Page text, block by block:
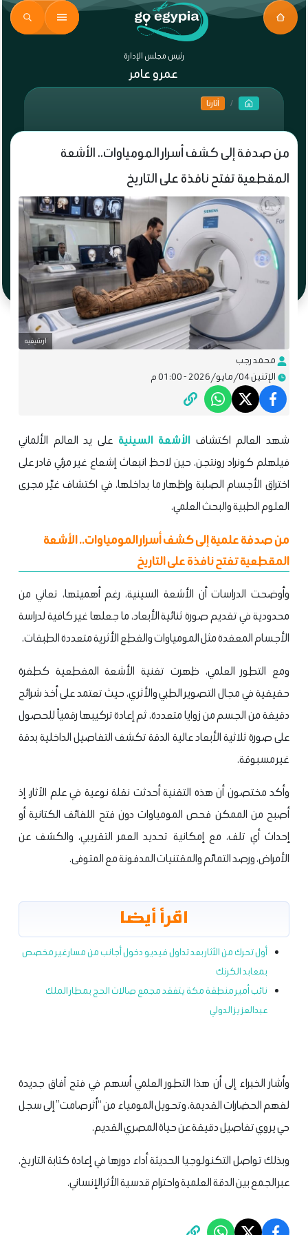
رئيس مجلس الإدارة
عمرو عامر
آثارنا
من صدفة إلى كشف أسرار المومياوات.. الأشعة
المقطعية تفتح نافذة على التاريخ
ارشيفيه
محمد رجب
الإثنين 04/مايو/2026 - 01:00 م
شهد العالم اكتشاف الأشعة السينية على يد العالم الألماني
فيلهلم كونراد رونتجن، حين لاحظ انبعاث إشعاع غير مرئي قادر على
اختراق الأجسام الصلبة وإظهار ما بداخلها، في اكتشاف غيّر مجرى
العلوم الطبية والبحث العلمي.
من صدفة علمية إلى كشف أسرار المومياوات.. الأشعة
المقطعية تفتح نافذة على التاريخ
وأوضحت الدراسات أن الأشعة السينية، رغم أهميتها، تعاني من
محدودية في تقديم صورة ثنائية الأبعاد، ما جعلها غير كافية لدراسة
الأجسام المعقدة مثل المومياوات والقطع الأثرية متعددة الطبقات.
ومع التطور العلمي، ظهرت تقنية الأشعة المقطعية كطفرة
حقيقية في مجال التصوير الطبي والأثري، حيث تعتمد على أخذ شرائح
دقيقة من الجسم من زوايا متعددة، ثم إعادة تركيبها رقمياً للحصول
على صورة ثلاثية الأبعاد عالية الدقة تكشف التفاصيل الداخلية بدقة
غير مسبوقة.
وأكد مختصون أن هذه التقنية أحدثت نقلة نوعية في علم الآثار، إذ
أصبح من الممكن فحص المومياوات دون فتح اللفائف الكتانية أو
إحداث أي تلف، مع إمكانية تحديد العمر التقريبي، والكشف عن
الأمراض، ورصد التمائم والمقتنيات المدفونة مع المتوفى.
اقرأ أيضا
أول تحرك من الآثار بعد تداول فيديو دخول أجانب من مسار غير مخصص
بمعابد الكرنك
‏نائب أمير منطقة مكة يتفقد مجمع صالات الحج بمطار الملك
عبدالعزيز الدولي
وأشار الخبراء إلى أن هذا التطور العلمي أسهم في فتح آفاق جديدة
لفهم الحضارات القديمة، وتحويل المومياء من “أثر صامت” إلى سجل
حي يروي تفاصيل دقيقة عن حياة المصري القديم.
وبذلك تواصل التكنولوجيا الحديثة أداء دورها في إعادة كتابة التاريخ،
عبر الجمع بين الدقة العلمية واحترام قدسية الأثر الإنساني.